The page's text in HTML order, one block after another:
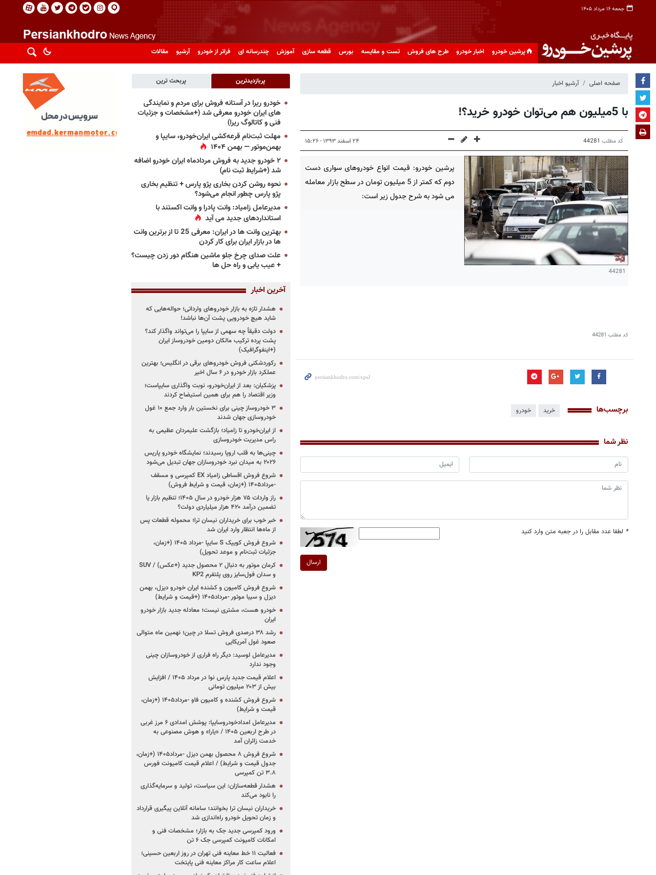
جمعه ۱۶ مرداد ۱۴۰۵
پرشین خودرو اخبار خودرو طرح های فروش تست و مقایسه بورس قطعه سازی آموزش چندرسانه ای فراتر از خودرو آرشیو مقالات
صفحه اصلی آرشیو اخبار
با 5میلیون هم می‌توان خودرو خرید؟!
کد مطلب 44281 ۲۴ اسفند ۱۳۹۳ - ۱۵:۲۶
44281
پرشین خودرو: قیمت انواع خودروهای سواری دست
دوم که کمتر از 5 میلیون تومان در سطح بازار معامله
می شود به شرح جدول زیر است:
کد مطلب 44281
برچسب‌ها خرید خودرو
نظر شما
* لطفا عدد مقابل را در جعبه متن وارد کنید
ارسال
پربازدیدترین پربحث ترین
خودرو ریرا در آستانه فروش برای مردم و نمایندگی
های ایران خودرو معرفی شد (+مشخصات و جزئیات
فنی و کاتالوگ ریرا)
مهلت ثبت‌نام قرعه‌کشی ایران‌خودرو، سایپا و
بهمن‌موتور — بهمن ۱۴۰۴
۲ خودرو جدید به فروش مردادماه ایران خودرو اضافه
شد (+شرایط ثبت نام)
نحوه روشن کردن بخاری پژو پارس + تنظیم بخاری
پژو پارس چطور انجام می‌شود؟
مدیرعامل زامیاد: وانت پادرا و وانت اکستند با
استانداردهای جدید می آید
بهترین وانت ها در ایران: معرفی 25 تا از برترین وانت
ها در بازار ایران برای کار کردن
علت صدای چرخ جلو ماشین هنگام دور زدن چیست؟
+ عیب یابی و راه حل ها
آخرین اخبار
هشدار تازه به بازار خودروهای وارداتی؛ حواله‌هایی که
شاید هیچ خودرویی پشت آن‌ها نباشد!
دولت دقیقاً چه سهمی از سایپا را می‌تواند واگذار کند؟
پشت پرده ترکیب مالکان دومین خودروساز ایران
(+اینفوگرافیک)
رکوردشکنی فروش خودروهای برقی در انگلیس؛ بهترین
عملکرد بازار خودرو در ۶ سال اخیر
پزشکیان: بعد از ایران‌خودرو، نوبت واگذاری سایپاست؛
وزیر اقتصاد را هم برای همین استیضاح کردند
۳ خودروساز چینی برای نخستین بار وارد جمع ۱۰ غول
خودروسازی جهان شدند
از ایران‌خودرو تا زامیاد؛ بازگشت علیمردان عظیمی به
راس مدیریت خودروسازی
چینی‌ها به قلب اروپا رسیدند؛ نمایشگاه خودرو پاریس
۲۰۲۶ به میدان نبرد خودروسازان جهان تبدیل می‌شود
شروع فروش اقساطی زامیاد EX کمپرسی و مسقف
-مرداد۱۴۰۵ (+زمان، قیمت و شرایط فروش)
راز واردات ۷۵ هزار خودرو در سال ۱۴۰۵؛ تنظیم بازار یا
تضمین درآمد ۴۲۰ هزار میلیاردی دولت؟
خبر خوب برای خریداران نیسان ترا؛ محموله قطعات پس
از ماه‌ها انتظار وارد ایران شد
شروع فروش کوییک S سایپا -مرداد ۱۴۰۵ (+زمان،
جزئیات ثبت‌نام و موعد تحویل)
کرمان موتور به دنبال ۲ محصول جدید (+عکس) / SUV
و سدان فول‌سایز روی پلتفرم KP2
شروع فروش کامیون و کشنده ایران خودرو دیزل، بهمن
دیزل و سیبا موتور -مرداد۱۴۰۵ (+قیمت و شرایط)
خودرو هست، مشتری نیست؛ معادله جدید بازار خودرو
ایران
رشد ۳۸ درصدی فروش تسلا در چین؛ نهمین ماه متوالی
صعود غول آمریکایی
مدیرعامل لوسید: دیگر راه فراری از خودروسازان چینی
وجود ندارد
اعلام قیمت جدید پارس نوا در مرداد ۱۴۰۵ / افزایش
بیش از ۲۰۳ میلیون تومانی
شروع فروش کشنده و کامیون فاو -مرداد۱۴۰۵ (+زمان،
قیمت و شرایط)
مدیرعامل امدادخودروسایپا: پوشش امدادی ۶ مرز غربی
در طرح اربعین ۱۴۰۵ / «یارا» و هوش مصنوعی به
خدمت زائران آمد
شروع فروش ۸ محصول بهمن دیزل -مرداد۱۴۰۵ (+زمان،
جدول قیمت و شرایط) / اعلام قیمت کامیونت فورس
۳.۸ تن کمپرسی
هشدار قطعه‌سازان: این سیاست، تولید و سرمایه‌گذاری
را نابود می‌کند
خریداران نیسان ترا بخوانند؛ سامانه آنلاین پیگیری قرارداد
و زمان تحویل خودرو راه‌اندازی شد
ورود کمپرسی جدید جک به بازار؛ مشخصات فنی و
امکانات کامیونت کمپرسی جک ۶ تن
فعالیت ۱۱ خط معاینه فنی تهران در روز اربعین حسینی؛
اعلام ساعت کار مراکز معاینه فنی پایتخت